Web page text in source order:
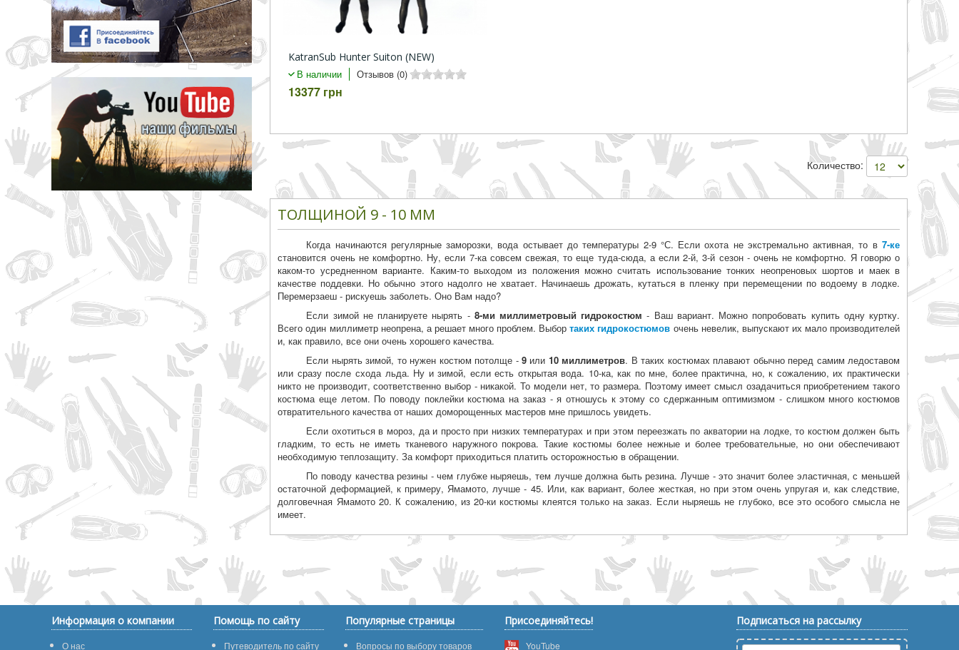
KatranSub Hunter Suiton (NEW)
В наличии
Отзывов (0)
13377 грн
Количество:
ТОЛЩИНОЙ 9 - 10 ММ
Когда начинаются регулярные заморозки, вода остывает до температуры 2-9 °С. Если охота не экстремально активная, то в 7-ке
становится очень не комфортно. Ну, если 7-ка совсем свежая, то еще туда-сюда, а если 2-й, 3-й сезон - очень не комфортно. Я говорю о
каком-то усредненном варианте. Каким-то выходом из положения можно считать использование тонких неопреновых шортов и маек в
качестве поддевки. Но обычно этого надолго не хватает. Начинаешь дрожать, кутаться в пленку при перемещении по водоему в лодке.
Перемерзаеш - рискуешь заболеть. Оно Вам надо?
Если зимой не планируете нырять - 8-ми миллиметровый гидрокостюм - Ваш вариант. Можно попробовать купить одну куртку.
Всего один миллиметр неопрена, а решает много проблем. Выбортаких гидрокостюмов очень невелик, выпускают их мало производителей
и, как правило, все они очень хорошего качества.
Если нырять зимой, то нужен костюм потолще -9 или 10 миллиметров. В таких костюмах плавают обычно перед самим ледоставом
или сразу после схода льда. Ну и зимой, если есть открытая вода. 10-ка, как по мне, более практична, но, к сожалению, их практически
никто не производит, соответственно выбор - никакой. То модели нет, то размера. Поэтому имеет смысл озадачиться приобретением такого
костюма еще летом. По поводу поклейки костюма на заказ - я отношусь к этому со сдержанным оптимизмом - слишком много костюмов
отвратительного качества от наших доморощенных мастеров мне пришлось увидеть.
Если охотиться в мороз, да и просто при низких температурах и при этом переезжать по акватории на лодке, то костюм должен быть
гладким, то есть не иметь тканевого наружного покрова. Такие костюмы более нежные и более требовательные, но они обеспечивают
необходимую теплозащиту. За комфорт приходиться платить осторожностью в обращении.
По поводу качества резины - чем глубже ныряешь, тем лучше должна быть резина. Лучше - это значит более эластичная, с меньшей
остаточной деформацией, к примеру, Ямамото, лучше - 45. Или, как вариант, более жесткая, но при этом очень упругая и, как следствие,
долговечная Ямамото 20. К сожалению, из 20-ки костюмы клеятся только на заказ. Если ныряешь не глубоко, все это особого смысла не
имеет.
Информация о компании
О нас
Помощь по сайту
Путеводитель по сайту
Популярные страницы
Вопросы по выбору товаров
Присоединяйтесь!
YouTube
Подписаться на рассылку